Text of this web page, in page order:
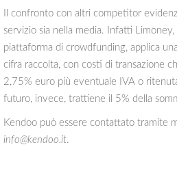
Il confronto con altri competitor
servizio sia nella media. Infatti Limoney,
piattaforma di crowdfunding, applica
cifra raccolta, con costi di transazione
2,75% euro più eventuale IVA o
futuro, invece, trattiene il 5% della
Kendoo può essere contattato tramite
info@kendoo.it.